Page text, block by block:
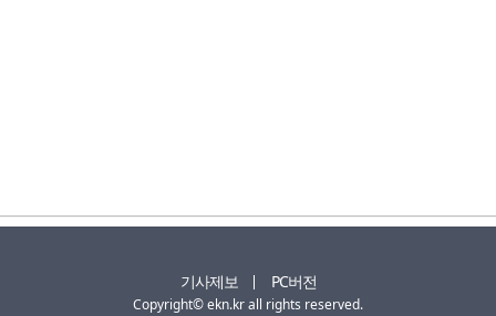
기사제보 PC버전
Copyright© ekn.kr all rights reserved.